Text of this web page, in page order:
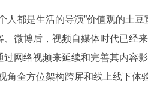
人都是生活的导演”价值观的土
博后，视频自媒体时代已经来
过网络视频来延续和完善其内容
角全方位架构跨屏和线上线下体